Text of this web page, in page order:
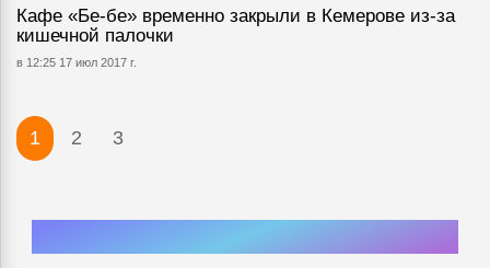
Кафе «Бе-бе» временно закрыли в Кемерове из-за
кишечной палочки
в 12:25 17 июл 2017 г.
1 2 3